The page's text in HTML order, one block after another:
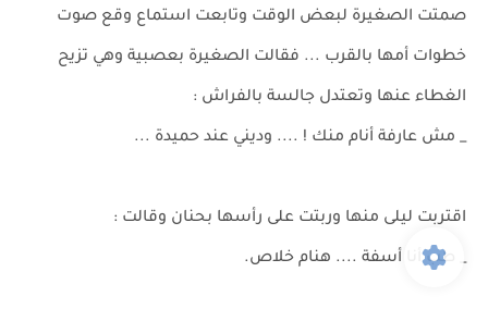
صمتت الصغيرة لبعض الوقت وتابعت استماع وقع صوت
خطوات أمها بالقرب ... فقالت الصغيرة بعصبية وهي تزيح
الغطاء عنها وتعتدل جالسة بالفراش :
_ مش عارفة أنام منك ! .... وديني عند حميدة ...
اقتربت ليلى منها وربتت على رأسها بحنان وقالت :
_ طب أنا أسفة .... هنام خلاص.